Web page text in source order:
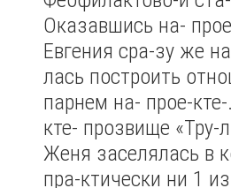
Оказавшись на-
Евгения сра-зу же
лась построить
парнем на- прое-
кте- прозвище «Тру-
Женя заселялась в
пра-ктически ни 1